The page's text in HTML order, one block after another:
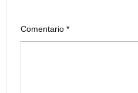
Comentario *